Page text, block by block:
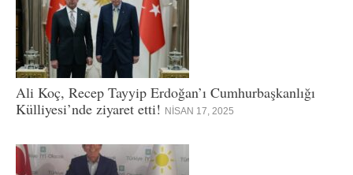
Ali Koç, Recep Tayyip Erdoğan’ı Cumhurbaşkanlığı
Külliyesi’nde ziyaret etti! NISAN 17, 2025